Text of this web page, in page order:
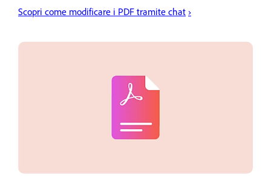
Scopri come modificare i PDF tramite chat ›